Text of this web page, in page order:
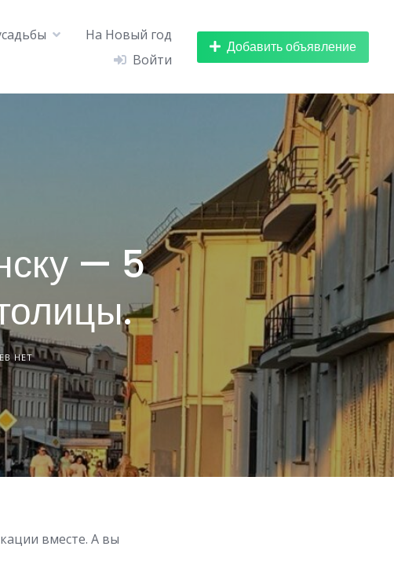
На Новый год
Войти
Добавить объявление
— 5
НЕТ
вместе. А вы